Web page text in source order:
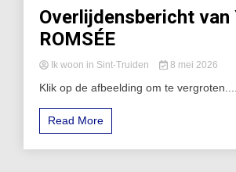
Overlijdensbericht van
ROMSÉE
Ik woon in Sint-Truiden 8 mei 2026
Klik op de afbeelding om te vergroten....
Read More